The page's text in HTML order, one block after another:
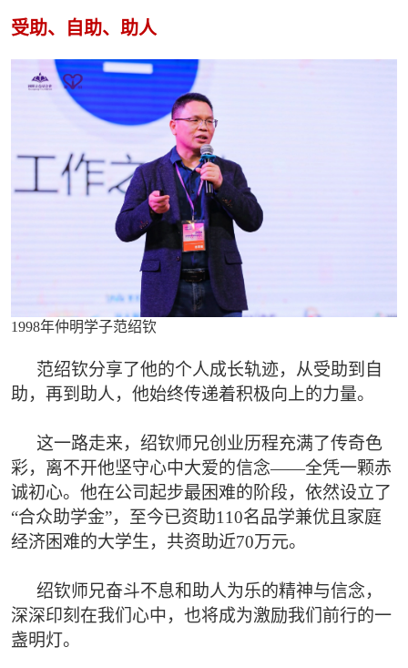
受助、自助、助人
1998年仲明学子范绍钦
范绍钦分享了他的个人成长轨迹，从受助到自
助，再到助人，他始终传递着积极向上的力量。
这一路走来，绍钦师兄创业历程充满了传奇色
彩，离不开他坚守心中大爱的信念——全凭一颗赤
诚初心。他在公司起步最困难的阶段，依然设立了
“合众助学金”，至今已资助110名品学兼优且家庭
经济困难的大学生，共资助近70万元。
绍钦师兄奋斗不息和助人为乐的精神与信念，
深深印刻在我们心中，也将成为激励我们前行的一
盏明灯。